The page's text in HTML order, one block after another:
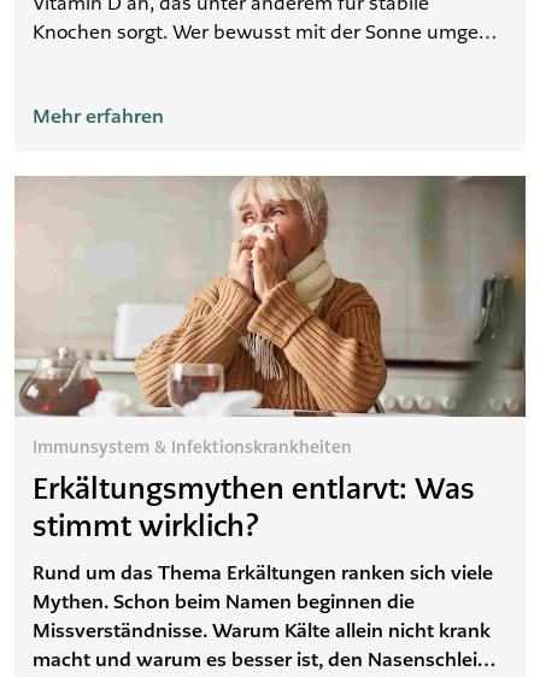
Knochen sorgt. Wer bewusst mit der Sonne umgeht,
Lichtschutzfaktor und Länge des Sonnenbades auf
mit UVA- und UVB-Filter schützen effektiv.
Unterstützen Sie Ihre Haut zusätzlich mit Calcium
Mehr erfahren
Immunsystem & Infektionskrankheiten
Erkältungsmythen entlarvt: Was
stimmt wirklich?
Rund um das Thema Erkältungen ranken sich viele
Mythen. Schon beim Namen beginnen die
Missverständnisse. Warum Kälte allein nicht krank
macht und warum es besser ist, den Nasenschleim